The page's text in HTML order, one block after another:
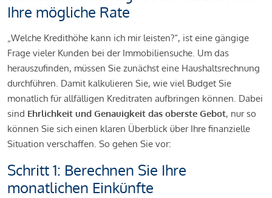
Ihre mögliche Rate
„Welche Kredithöhe kann ich mir leisten?“, ist eine gängige
Frage vieler Kunden bei der Immobiliensuche. Um das
herauszufinden, müssen Sie zunächst eine Haushaltsrechnung
durchführen. Damit kalkulieren Sie, wie viel Budget Sie
monatlich für allfälligen Kreditraten aufbringen können. Dabei
sind Ehrlichkeit und Genauigkeit das oberste Gebot, nur so
können Sie sich einen klaren Überblick über Ihre finanzielle
Situation verschaffen. So gehen Sie vor:
Schritt 1: Berechnen Sie Ihre
monatlichen Einkünfte